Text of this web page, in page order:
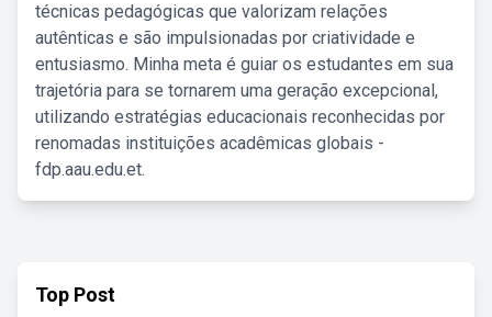
técnicas pedagógicas que valorizam relações
autênticas e são impulsionadas por criatividade e
entusiasmo. Minha meta é guiar os estudantes em sua
trajetória para se tornarem uma geração excepcional,
utilizando estratégias educacionais reconhecidas por
renomadas instituições acadêmicas globais -
fdp.aau.edu.et.
Top Post